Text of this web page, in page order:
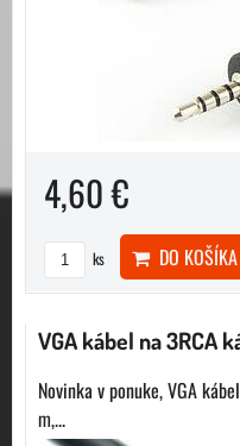
4,60 €
ks DO KOŠÍKA
VGA kábel na 3RCA
Novinka v ponuke, VGA
m,...